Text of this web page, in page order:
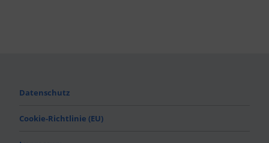
Datenschutz
Cookie-Richtlinie (EU)